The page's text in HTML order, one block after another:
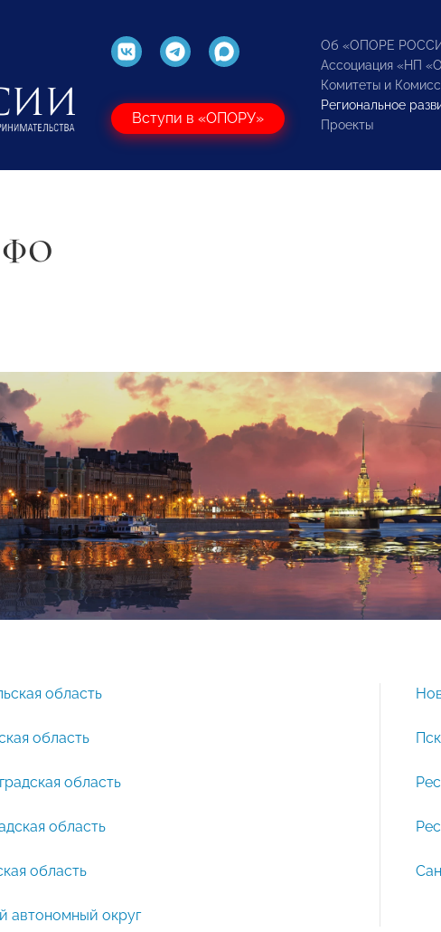
Вступи в «ОПОРУ»
Об «ОПОРЕ
Ассоциация «НП
Комитеты и
Региональное
Проекты
область
область
область
область
область
автономный округ